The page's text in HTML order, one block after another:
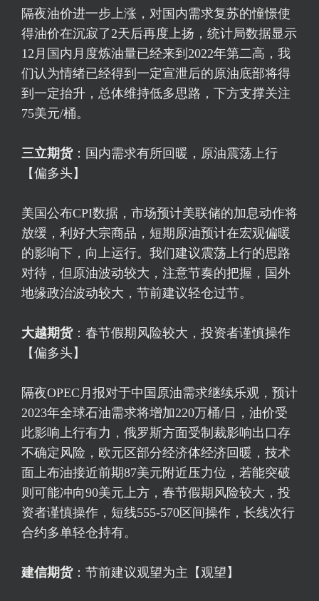
隔夜油价进一步上涨，对国内需求复苏的憧憬使
得油价在沉寂了2天后再度上扬，统计局数据显示
12月国内月度炼油量已经来到2022年第二高，我
们认为情绪已经得到一定宣泄后的原油底部将得
到一定抬升，总体维持低多思路，下方支撑关注
75美元/桶。
三立期货：国内需求有所回暖，原油震荡上行
【偏多头】
美国公布CPI数据，市场预计美联储的加息动作将
放缓，利好大宗商品，短期原油预计在宏观偏暖
的影响下，向上运行。我们建议震荡上行的思路
对待，但原油波动较大，注意节奏的把握，国外
地缘政治波动较大，节前建议轻仓过节。
大越期货：春节假期风险较大，投资者谨慎操作
【偏多头】
隔夜OPEC月报对于中国原油需求继续乐观，预计
2023年全球石油需求将增加220万桶/日，油价受
此影响上行有力，俄罗斯方面受制裁影响出口存
不确定风险，欧元区部分经济体经济回暖，技术
面上布油接近前期87美元附近压力位，若能突破
则可能冲向90美元上方，春节假期风险较大，投
资者谨慎操作，短线555-570区间操作，长线次行
合约多单轻仓持有。
建信期货：节前建议观望为主【观望】